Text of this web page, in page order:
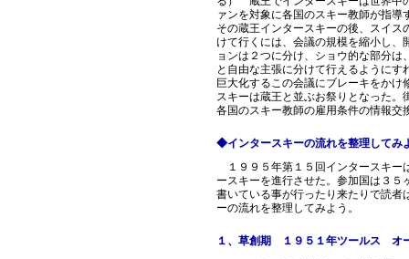
ァンを対象に各国のスキー教師が指
その蔵王インタースキーの後、スイ
けて行くには、会議の規模を縮小し
ョンは２つに分け、ショウ的な部分
と自由な主張に分けて行えるように
巨大化するこの会議にブレーキをか
スキーは蔵王と並ぶお祭りとなった
各国のスキー教師の雇用条件の情報交
◆インタースキーの流れを整理してみ
１９９５年第１５回インタースキー
ースキーを進行させた。参加国は３
書いている事が行ったり来たりで読者
ーの流れを整理してみよう。
１、草創期 １９５１年ツールス オ